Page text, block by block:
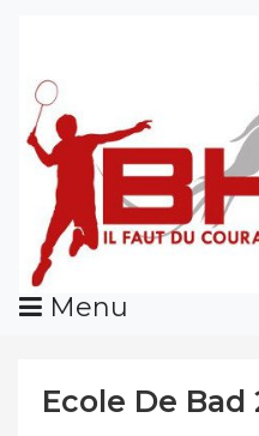
Content
Menu
Ecole De Bad